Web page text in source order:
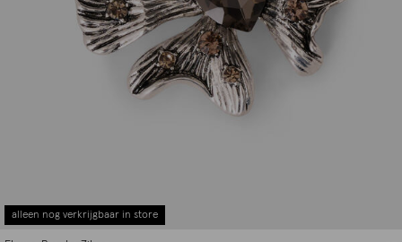
alleen nog verkrijgbaar in store